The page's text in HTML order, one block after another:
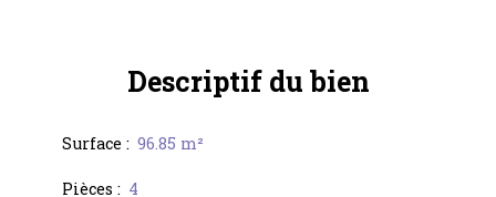
Descriptifdu bien
Surface : 96.85 m²
Pièces : 4